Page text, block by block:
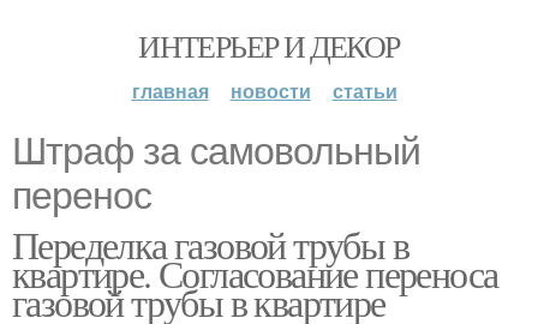
ИНТЕРЬЕР И ДЕКОР
главная новости статьи
Штраф за самовольный
перенос
Переделка газовой трубы в
квартире. Согласование переноса
газовой трубы в квартире